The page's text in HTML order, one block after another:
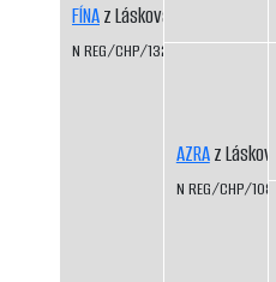
FÍNAz Láskova
N REG/CHP/1325/03/05
AZRAz Láskova
N REG/CHP/